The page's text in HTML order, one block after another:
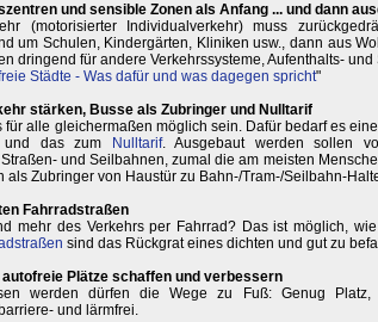
und sensible Zonen als Anfang ... und dann
(motorisierter Individualverkehr) muss
um Schulen, Kindergärten, Kliniken usw., dann aus
dringend für andere Verkehrssysteme, Aufenthalts-
Städte - Was dafür und was dagegen spricht"
stärken, Busse als Zubringer und Nulltarif
für alle gleichermaßen möglich sein. Dafür bedarf es
und das zum
Nulltarif. Ausgebaut werden sollen
und Seilbahnen, zumal die am meisten
als Zubringer von Haustür zu Bahn-/Tram-/Seilbahn-
Fahrradstraßen
mehr des Verkehrs per Fahrrad? Das ist möglich,
sind das Rückgrat eines dichten und gut zu
autofreie Plätze schaffen und verbessern
werden dürfen die Wege zu Fuß: Genug Platz,
und lärmfrei.